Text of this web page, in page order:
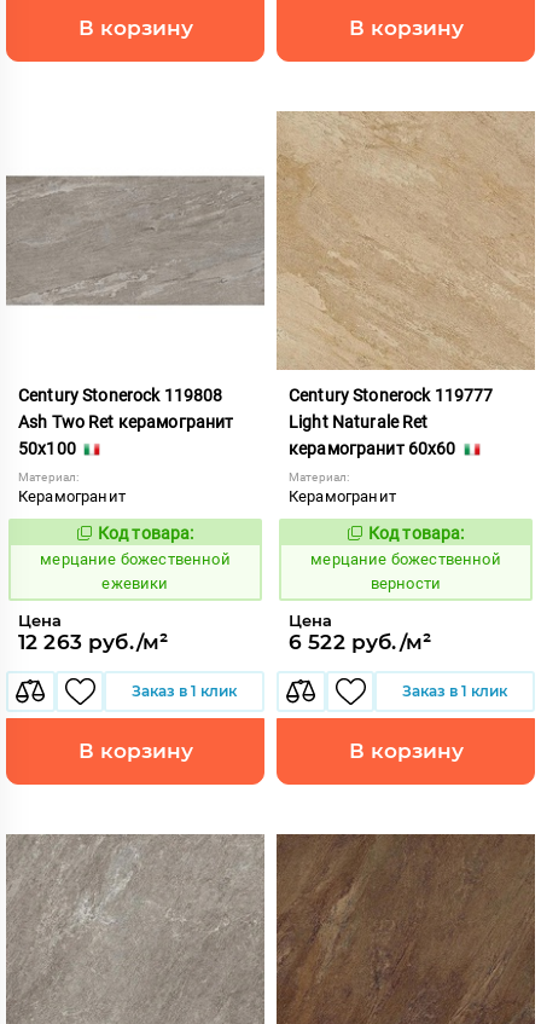
В корзину В корзину
Century Stonerock 119808
Ash Two Ret керамогранит
50x100
Материал:
Керамогранит
969524
Код товара:
мерцание божественной
ежевики
Цена
12 263 руб./м²
Заказ в 1 клик
В корзину
Century Stonerock 119777
Light Naturale Ret
керамогранит 60x60
Материал:
Керамогранит
969506
Код товара:
мерцание божественной
верности
Цена
6 522 руб./м²
Заказ в 1 клик
В корзину